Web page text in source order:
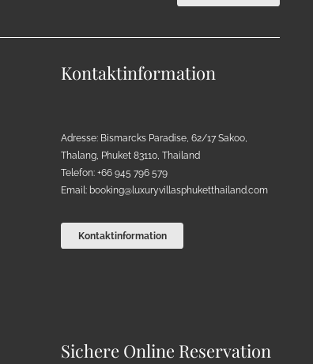
Kontaktinformation
Adresse: Bismarcks Paradise, 62/17 Sakoo,
Thalang, Phuket 83110, Thailand
Telefon: +66 945 796 579
Email: booking@luxuryvillasphuketthailand.com
Kontaktinformation
Sichere Online Reservation